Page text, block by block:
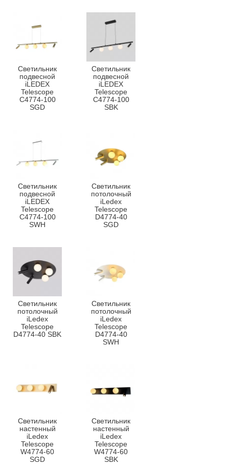
Светильник
подвесной
iLEDEX
Telescope
C4774-100
SGD
Светильник
подвесной
iLEDEX
Telescope
C4774-100
SBK
Светильник
подвесной
iLEDEX
Telescope
C4774-100
SWH
Светильник
потолочный
iLedex
Telescope
D4774-40
SGD
Светильник
потолочный
iLedex
Telescope
D4774-40 SBK
Светильник
потолочный
iLedex
Telescope
D4774-40
SWH
Светильник
настенный
iLedex
Telescope
W4774-60
SGD
Светильник
настенный
iLedex
Telescope
W4774-60
SBK